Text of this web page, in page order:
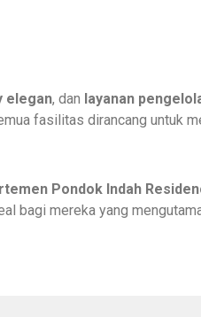
elegan, dan layanan
fasilitas dirancang untuk
Pondok Indah
bagi mereka yang